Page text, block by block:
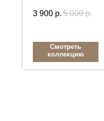
3 900 р. 5 000 р.
Смотреть
коллекцию